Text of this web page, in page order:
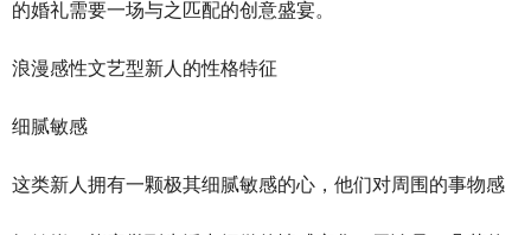
的婚礼需要一场与之匹配的创意盛宴。
浪漫感性文艺型新人的性格特征
细腻敏感
这类新人拥有一颗极其细腻敏感的心，他们对周围的事物感